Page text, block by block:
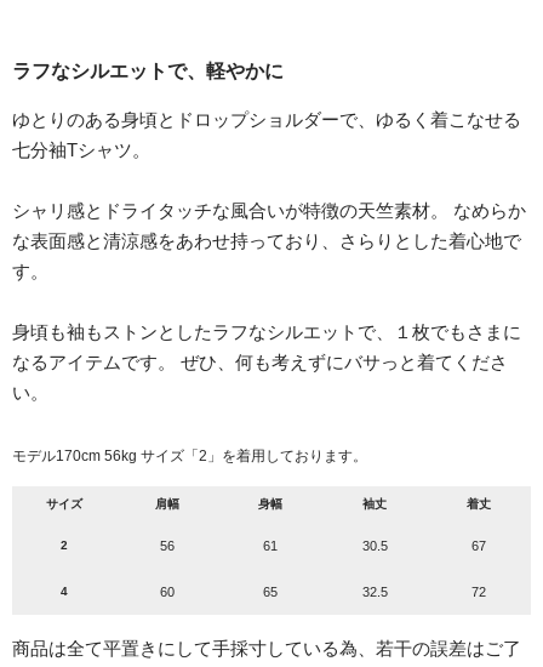
ラフなシルエットで、軽やかに
ゆとりのある身頃とドロップショルダーで、ゆるく着こなせる
七分袖Tシャツ。
シャリ感とドライタッチな風合いが特徴の天竺素材。 なめらか
な表面感と清涼感をあわせ持っており、さらりとした着心地で
す。
身頃も袖もストンとしたラフなシルエットで、１枚でもさまに
なるアイテムです。 ぜひ、何も考えずにバサっと着てくださ
い。
モデル170cm 56kg サイズ「2」を着用しております。
サイズ 肩幅 身幅 袖丈 着丈
2 56 61 30.5 67
4 60 65 32.5 72
商品は全て平置きにして手採寸している為、若干の誤差はご了